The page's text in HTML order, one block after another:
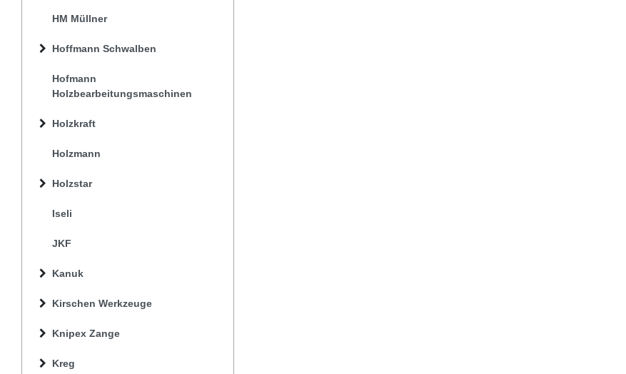
HM Müllner
Hoffmann Schwalben
Hofmann
Holzbearbeitungsmaschinen
Holzkraft
Holzmann
Holzstar
Iseli
JKF
Kanuk
Kirschen Werkzeuge
Knipex Zange
Kreg